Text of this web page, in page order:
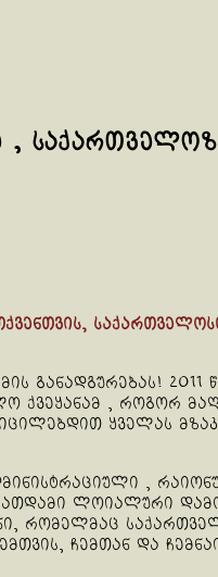
,
განადგურებას! 2011
ქვეყანამ , როგორ
ყველას
,
ლოიალური
რომელმაც
ჩემთან და